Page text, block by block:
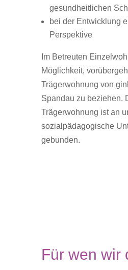
gesundheitlichen
bei der Entwicklung
Perspektive
Im Betreuten
Möglichkeit,
Trägerwohnung von
Spandau zu beziehen.
Trägerwohnung ist an
sozialpädagogische
gebunden.
Für wen wir